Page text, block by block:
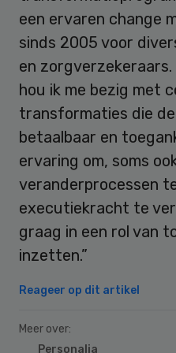
een ervaren change
sinds 2005 voor
en
hou ik me bezig met
transformaties die
betaalbaar en
ervaring om, soms
veranderprocessen
executiekracht te
graag in een rol van
inzetten.”
Reageer op dit artikel
Meer over:
Personalia